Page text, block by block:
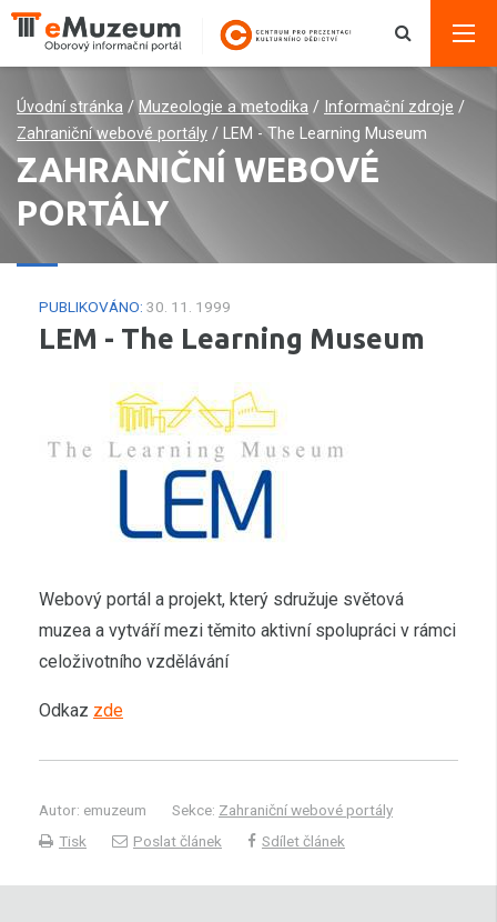
Úvodní stránka / Muzeologie a metodika / Informační zdroje /
Zahraniční webové portály / LEM - The Learning Museum
ZAHRANIČNÍ WEBOVÉ
PORTÁLY
PUBLIKOVÁNO: 30. 11. 1999
LEM - The Learning Museum
Webový portál a projekt, který sdružuje světová
muzea a vytváří mezi těmito aktivní spolupráci v rámci
celoživotního vzdělávání
Odkaz zde
Autor: emuzeum Sekce: Zahraniční webové portály
Tisk
Poslat článek Sdílet článek